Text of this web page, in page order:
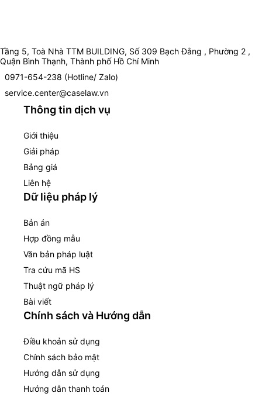
Tầng 5, Toà Nhà TTM BUILDING, Số 309 Bạch Đằng , Phường 2 ,
Quận Bình Thạnh, Thành phố Hồ Chí Minh
0971-654-238 (Hotline/ Zalo)
service.center@caselaw.vn
Thông tin dịch vụ
Giới thiệu
Giải pháp
Bảng giá
Liên hệ
Dữ liệu pháp lý
Bản án
Hợp đồng mẫu
Văn bản pháp luật
Tra cứu mã HS
Thuật ngữ pháp lý
Bài viết
Chính sách và Hướng dẫn
Điều khoản sử dụng
Chính sách bảo mật
Hướng dẫn sử dụng
Hướng dẫn thanh toán